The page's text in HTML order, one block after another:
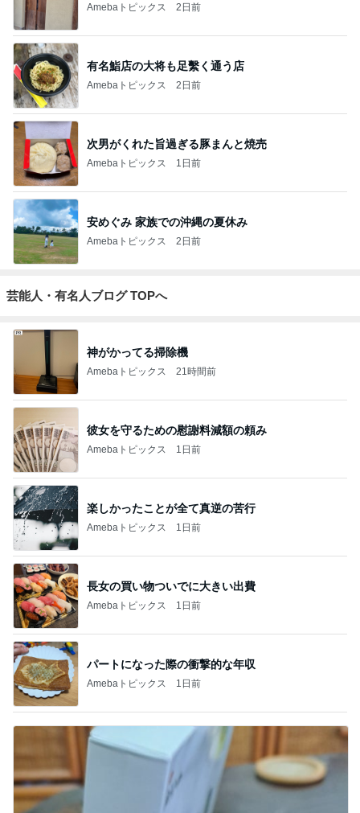
Amebaトピックス 2日前
有名鮨店の大将も足繫く通う店
Amebaトピックス 2日前
次男がくれた旨過ぎる豚まんと焼売
Amebaトピックス 1日前
安めぐみ 家族での沖縄の夏休み
Amebaトピックス 2日前
芸能人・有名人ブログ TOPへ
神がかってる掃除機
Amebaトピックス 21時間前
彼女を守るための慰謝料減額の頼み
Amebaトピックス 1日前
楽しかったことが全て真逆の苦行
Amebaトピックス 1日前
長女の買い物ついでに大きい出費
Amebaトピックス 1日前
パートになった際の衝撃的な年収
Amebaトピックス 1日前